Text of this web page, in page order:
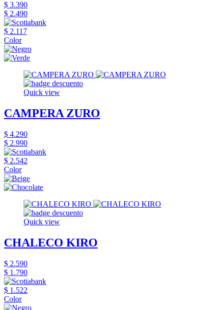
$ 3.390
$ 2.490
$ 2.117
Color
Quick view
CAMPERA ZURO
$ 4.290
$ 2.990
$ 2.542
Color
Quick view
CHALECO KIRO
$ 2.590
$ 1.790
$ 1.522
Color